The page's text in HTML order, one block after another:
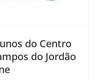
do Centro
do Jordão